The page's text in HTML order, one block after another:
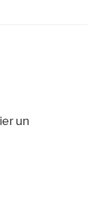
un